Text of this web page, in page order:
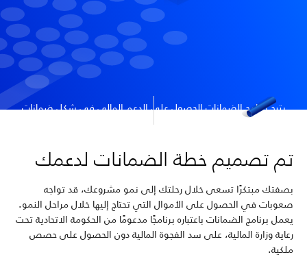
يتيح برنامج الضمانات الحصول على الدعم المالي في شكل ضمانات
حكومية دون الحصول على حصص ملكية
تم تصميم خطة الضمانات لدعمك
بصفتك مبتكرًا تسعى خلال رحلتك إلى نمو مشروعك، قد تواجه
صعوبات في الحصول على الأموال التي تحتاج إليها خلال مراحل النمو.
يعمل برنامج الضمانات باعتباره برنامجًا مدعومًا من الحكومة الاتحادية تحت
رعاية وزارة المالية، على سد الفجوة المالية دون الحصول على حصص
ملكية.